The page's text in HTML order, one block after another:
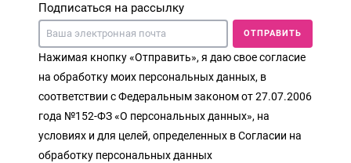
Подписаться на рассылку
ОТПРАВИТЬ
Нажимая кнопку «Отправить», я даю свое согласие
на обработку моих персональных данных, в
соответствии с Федеральным законом от 27.07.2006
года №152-ФЗ «О персональных данных», на
условиях и для целей, определенных в Согласии на
обработку персональных данных